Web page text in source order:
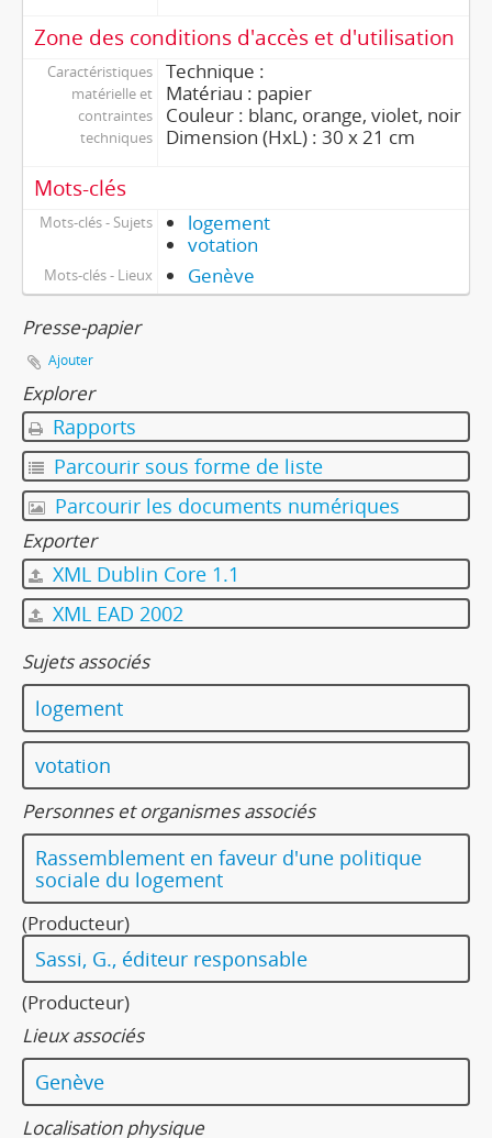
Zone des conditions d'accès et d'utilisation
Caractéristiques
matérielle et
contraintes
techniques
Technique :
Matériau : papier
Couleur : blanc, orange, violet, noir
Dimension (HxL) : 30 x 21 cm
Mots-clés
Mots-clés - Sujets
logement
votation
Mots-clés - Lieux Genève
Presse-papier
Ajouter
Explorer
Rapports
Parcourir sous forme de liste
Parcourir les documents numériques
Exporter
XML Dublin Core 1.1
XML EAD 2002
Sujets associés
logement
votation
Personnes et organismes associés
Rassemblement en faveur d'une politique
sociale du logement
(Producteur)
Sassi, G., éditeur responsable
(Producteur)
Lieux associés
Genève
Localisation physique